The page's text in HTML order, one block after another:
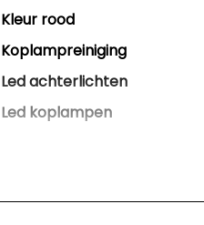
Kleur rood
Koplampreiniging
Led achterlichten
Led koplampen
Parkeersensor achter